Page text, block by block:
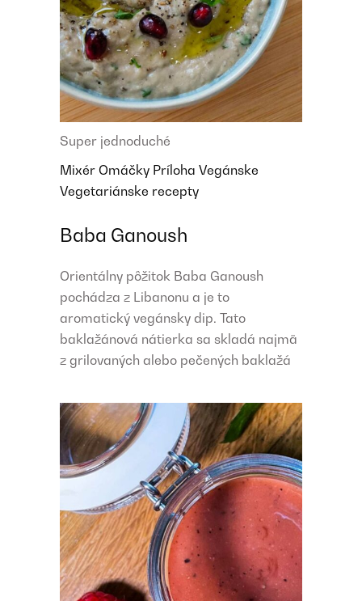
Super jednoduché
Mixér Omáčky Príloha Vegánske
Vegetariánske recepty
Baba Ganoush
Orientálny pôžitok Baba Ganoush
pochádza z Libanonu a je to
aromatický vegánsky dip. Tato
baklažánová nátierka sa skladá najmä
z grilovaných alebo pečených baklažá